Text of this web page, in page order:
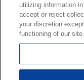
サービス
MAP
カーナビ地図更新
MapFan スマートメン
KENWOOD MapFan
utilizing information
accept or reject
your discretion
functioning of our site.